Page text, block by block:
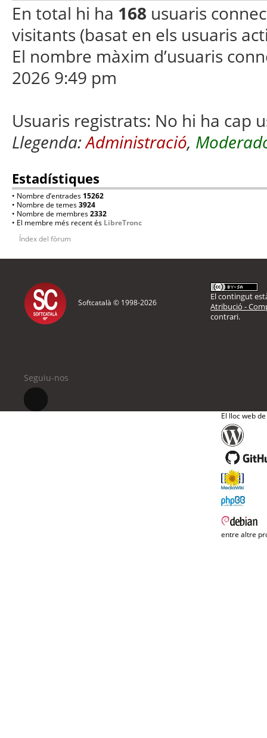
En total hi ha 168 usuaris
visitants (basat en els usuaris
El nombre màxim d’usuaris
2026 9:49 pm
Usuaris registrats: No hi ha cap
Llegenda:Administració,
Estadístiques
• Nombre d’entrades 15262
• Nombre de temes3924
• Nombre de membres2332
• El membre més recent és LibreTronc
Índex del fòrum
Softcatalà © 1998-2026
El contingut
Atribució -
contrari.
Seguiu-nos
El lloc web
entre altre